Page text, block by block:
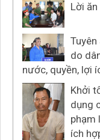
Lời
do
nước, quyền, lợi
Khởi
dụng
phạm
ích